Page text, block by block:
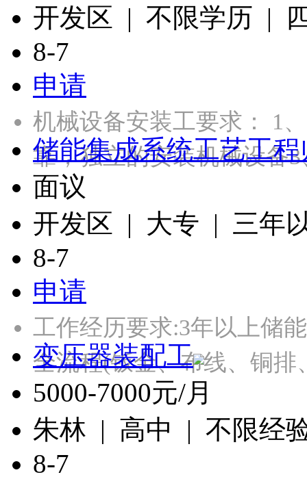
开发区 | 不限学历 |
8-7
申请
机械设备安装工要求： 1
靠，独立的安装机械设
储能集成系统工艺工程
面议
开发区 | 大专 | 三年
8-7
申请
工作经历要求:3年以上储
全流程(钣金、布线、铜
变压器装配工
5000-7000元/月
朱林 | 高中 | 不限经
8-7